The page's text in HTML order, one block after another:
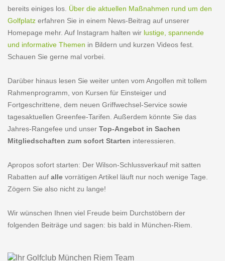
bereits einiges los. Über die aktuellen Maßnahmen rund um den
Golfplatz erfahren Sie in einem News-Beitrag auf unserer
Homepage mehr. Auf Instagram halten wir lustige, spannende
und informative Themen in Bildern und kurzen Videos fest.
Schauen Sie gerne mal vorbei.
Darüber hinaus lesen Sie weiter unten vom Angolfen mit tollem
Rahmenprogramm, von Kursen für Einsteiger und
Fortgeschrittene, dem neuen Griffwechsel-Service sowie
tagesaktuellen Greenfee-Tarifen. Außerdem könnte Sie das
Jahres-Rangefee und unser Top-Angebot in Sachen
Mitgliedschaften zum sofort Starten interessieren.
Apropos sofort starten: Der Wilson-Schlussverkauf mit satten
Rabatten auf alle vorrätigen Artikel läuft nur noch wenige Tage.
Zögern Sie also nicht zu lange!
Wir wünschen Ihnen viel Freude beim Durchstöbern der
folgenden Beiträge und sagen: bis bald in München-Riem.